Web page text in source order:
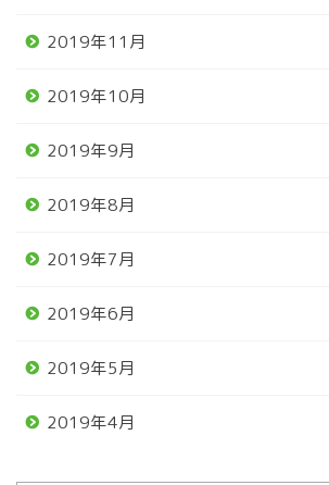
2019年11月
2019年10月
2019年9月
2019年8月
2019年7月
2019年6月
2019年5月
2019年4月